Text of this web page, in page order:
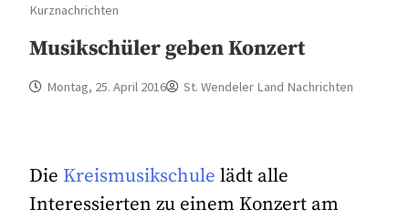
Kurznachrichten
Musikschüler geben Konzert
Montag, 25. April 2016 St. Wendeler Land Nachrichten
Die Kreismusikschule lädt alle
Interessierten zu einem Konzert am